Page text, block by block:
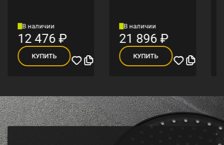
В наличии
12 476₽
КУПИТЬ
В наличии
21 896₽
КУПИТЬ